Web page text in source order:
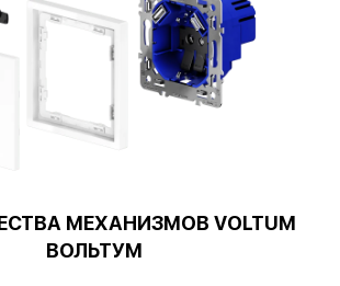
МЕХАНИЗМОВ VOLTUM
ВОЛЬТУМ